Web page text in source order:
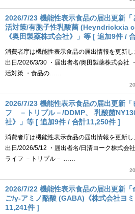
2026/7/23 機能性表示食品の届出更新
活対策/有胞子性乳酸菌 (Heyndrickxia
《奥田製薬株式会社》」等 [ 追加9件 /
消費者庁は機能性表示食品の届出情報を更新
出日/2026/3/30 ・届出者名/奥田製薬株式会社
活対策 ・食品の……
2026/7/23 機能性表示食品の届出更新「
フ －トリプル－/DDMP、 乳酸菌
社》」等 [ 追加9件 / 合計11,250件 ]
消費者庁は機能性表示食品の届出情報を更新
出日/2026/5/12 ・届出者名/日清ヨーク株式会
ライフ －トリプル－ ……
2026/7/22 機能性表示食品の届出更新
ご/γ-アミノ酪酸 (GABA)《株式会社ヨ
11,241件 ]